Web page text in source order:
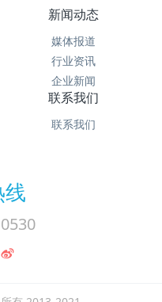
新闻动态
媒体报道
行业资讯
企业新闻
联系我们
联系我们